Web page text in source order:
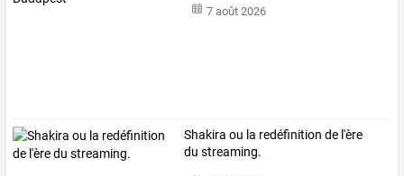
7 août 2026
Shakira ou la redéfinition de l'ère
du streaming.